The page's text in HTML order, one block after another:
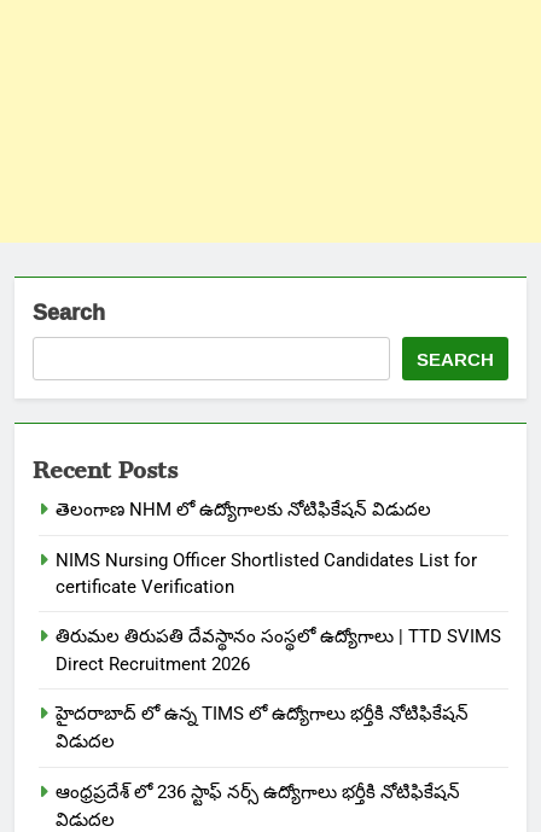
Search
SEARCH
Recent Posts
తెలంగాణ NHM లో ఉద్యోగాలకు నోటిఫికేషన్ విడుదల
NIMS Nursing Officer Shortlisted Candidates List for
certificate Verification
తిరుమల తిరుపతి దేవస్థానం సంస్థలో ఉద్యోగాలు | TTD SVIMS
Direct Recruitment 2026
హైదరాబాద్ లో ఉన్న TIMS లో ఉద్యోగాలు భర్తీకి నోటిఫికేషన్
విడుదల
ఆంధ్రప్రదేశ్ లో 236 స్టాఫ్ నర్స్ ఉద్యోగాలు భర్తీకి నోటిఫికేషన్
విడుదల